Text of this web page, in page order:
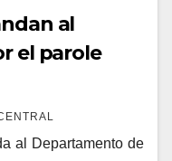
al
el parole
al Departamento de